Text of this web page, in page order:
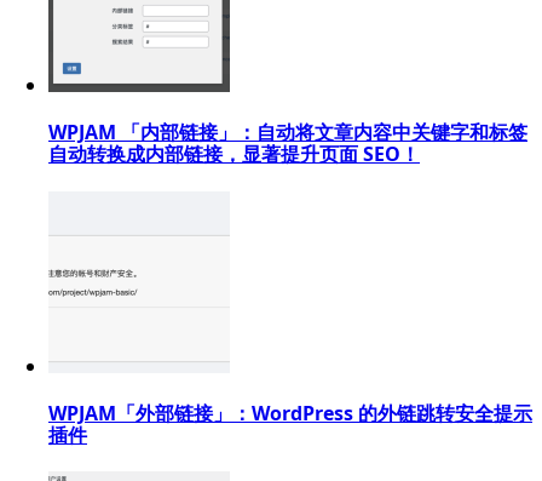
WPJAM 「内部链接」：自动将文章内容中关键字和标签
自动转换成内部链接，显著提升页面 SEO！
WPJAM「外部链接」：WordPress 的外链跳转安全提示
插件